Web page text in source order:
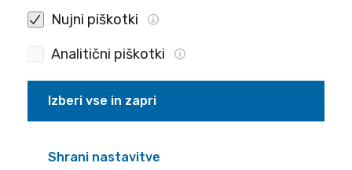
Nujni piškotki
Analitični piškotki
Izberi vse in zapri
Shrani nastavitve